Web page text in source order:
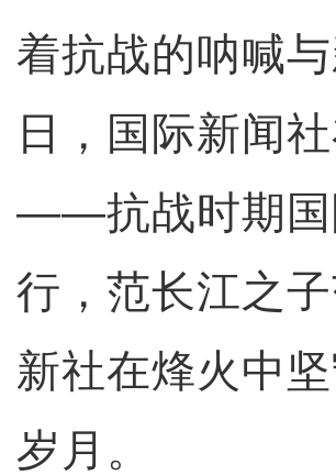
着抗战的呐喊
日，国际新闻
——抗战时期国
行，范长江之
新社在烽火中
岁月。